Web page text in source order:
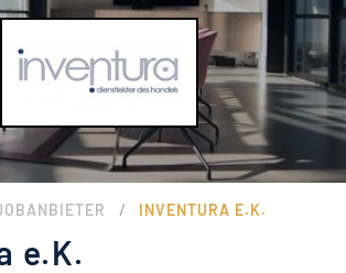
/ INVENTURA E.K.
e.K.